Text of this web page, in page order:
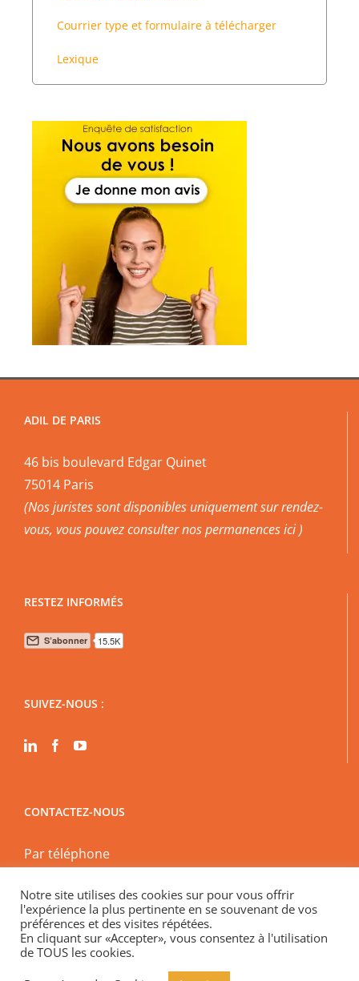
Courrier type et formulaire à télécharger
Lexique
ADIL DE PARIS
46 bis boulevard Edgar Quinet
75014 Paris
(Nos juristes sont disponibles uniquement sur rendez-
vous, vous pouvezconsulter nos permanences ici )
RESTEZ INFORMÉS
SUIVEZ-NOUS :
CONTACTEZ-NOUS
Par téléphone
En physique
Spécial encadrement des loyers « En visio »
Notre site utilises des cookies sur pour vous offrir
l'expérience la plus pertinente en se souvenant de vos
préférences et des visites répétées.
En cliquant sur «Accepter», vous consentez à l'utilisation
de TOUS les cookies.